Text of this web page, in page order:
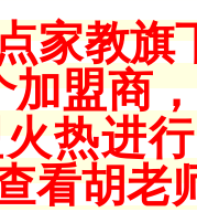
家教旗
加盟商
热进
看胡老